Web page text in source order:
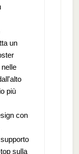
un
più
con
sulla